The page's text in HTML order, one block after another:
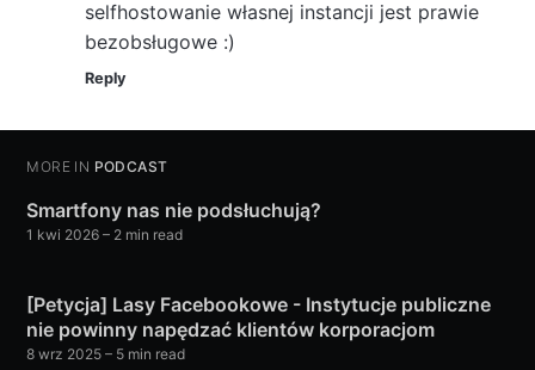
selfhostowanie własnej instancji jest prawie
bezobsługowe :)
Reply
MORE IN PODCAST
Smartfony nas nie podsłuchują?
1 kwi 2026 – 2 min read
[Petycja] Lasy Facebookowe - Instytucje publiczne
nie powinny napędzać klientów korporacjom
8 wrz 2025 – 5 min read